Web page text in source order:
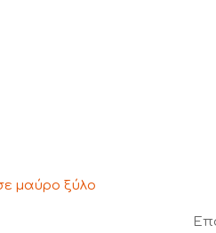
μαύρο ξύλο